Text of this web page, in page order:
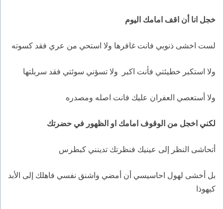
خجل انا أن اقف امامك اليوم
لست اخشى ذنوبي فانت غافرها ولا استحي من عري فقد كسوته
ولا استكبر خطيئتي فأنت اكبر ولا تسؤني سوئتي فقد سربلتها
ولا أستعصي العفران عليك فانت اصله ومصدره
لكني اخجل من الوقوف امامك او الظهور في حضرتك
أتحاشى النظر إلى عينيك فنظرتك تدينني كبطرس
بل أخشى لهول احاسيسي أن أمضي واشنق نفسي فاهلك إلى الأبد
كيهوذا